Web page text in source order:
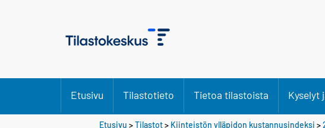
Etusivu Tilastotieto Tietoa tilastoista Kyselyt
Etusivu >Tilastot> Kiinteistön ylläpidon kustannusindeksi >